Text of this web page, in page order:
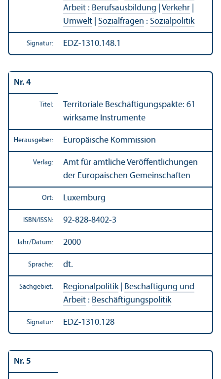
Arbeit : Berufsausbildung Verkehr
Umwelt
Sozialfragen : Sozialpolitik
Signatur: EDZ-1310.148.1
Nr. 4
Titel:
Territoriale Beschäftigungs­pakte: 61
wirksame Instrumente
Herausgeber: Europäische Kommission
Verlag:
Amt für amtliche Veröffentlichungen
der Europäischen Gemeinschaften
Ort: Luxemburg
ISBN/ ISSN: 92-828-8402-3
Jahr/Datum: 2000
Sprache: dt.
Sachgebiet: Regionalpolitik| Beschäftigung und
Arbeit : Beschäftigungs­politik
Signatur: EDZ-1310.128
Nr. 5